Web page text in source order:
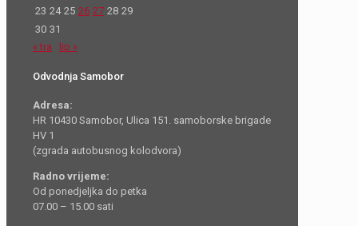
23 24 25 26 27 28 29
30 31
« tra
lip »
Odvodnja Samobor
Adresa:
HR 10430 Samobor, Ulica 151. samoborske brigade
HV 1
(zgrada autobusnog kolodvora)
Radno vrijeme:
Od ponedjeljka do petka
07.00 – 15.00 sati